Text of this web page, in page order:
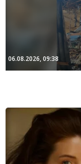
06.08.2026, 09:38